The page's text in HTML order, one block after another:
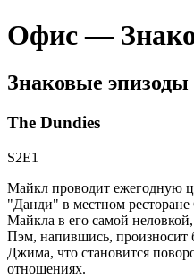
Офис —
Знаковые эпизоды
The Dundies
S2E1
Майкл проводит ежегодную
"Данди" в местном
Майкла в его самой
Пэм, напившись, произносит
Джима, что становится
отношениях.